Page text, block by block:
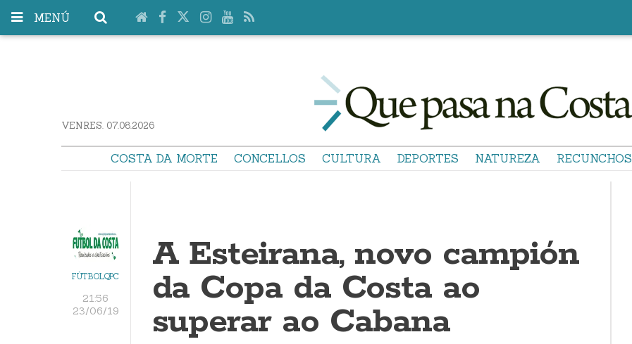
MENÚ
VENRES. 07.08.2026
COSTA DA MORTE CONCELLOS CULTURA DEPORTES NATUREZA RECUNCHOS
FÚTBOLQPC
21:56
23/06/19
A Esteirana, novo campión
da Copa da Costa ao
superar ao Cabana